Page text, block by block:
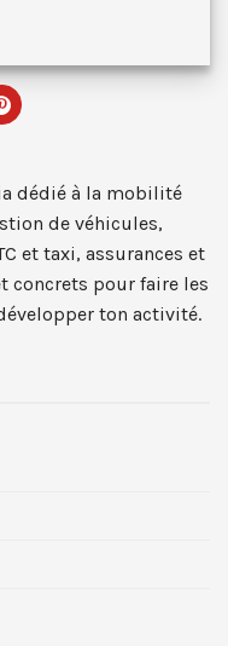
dédié à la mobilité
de véhicules,
et taxi, assurances et
concrets pour faire les
ton activité.